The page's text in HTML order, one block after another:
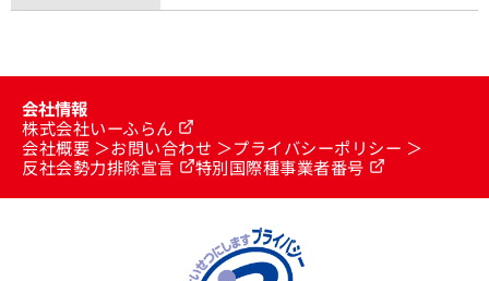
会社情報
株式会社いーふらん
会社概要
お問い合わせ
プライバシーポリシー
反社会勢力排除宣言
特別国際種事業者番号